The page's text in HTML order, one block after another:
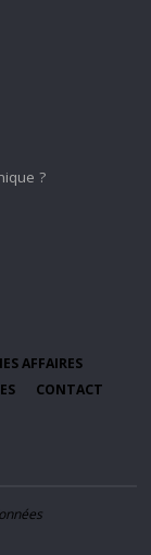
?
AFFAIRES
CONTACT